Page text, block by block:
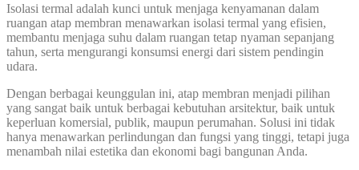
Isolasi termal adalah kunci untuk menjaga kenyamanan dalam
ruangan atap membran menawarkan isolasi termal yang efisien,
membantu menjaga suhu dalam ruangan tetap nyaman sepanjang
tahun, serta mengurangi konsumsi energi dari sistem pendingin
udara.
Dengan berbagai keunggulan ini, atap membran menjadi pilihan
yang sangat baik untuk berbagai kebutuhan arsitektur, baik untuk
keperluan komersial, publik, maupun perumahan. Solusi ini tidak
hanya menawarkan perlindungan dan fungsi yang tinggi, tetapi juga
menambah nilai estetika dan ekonomi bagi bangunan Anda.